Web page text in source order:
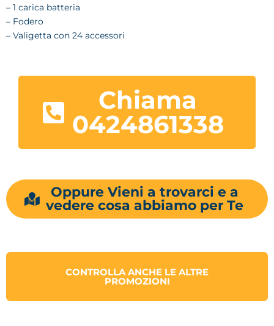
– 1 carica batteria
– Fodero
– Valigetta con 24 accessori
Chiama
0424861338
Oppure Vieni a trovarci e a
vedere cosa abbiamo per Te
CONTROLLA ANCHE LE ALTRE
PROMOZIONI​